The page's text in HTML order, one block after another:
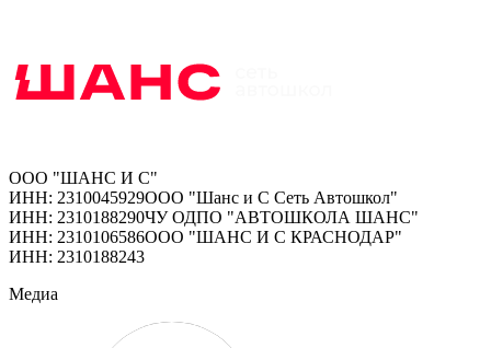
ООО "ШАНС И С"
ИНН: 2310045929ООО "Шанс и С Сеть Автошкол"
ИНН: 2310188290ЧУ ОДПО "АВТОШКОЛА ШАНС"
ИНН: 2310106586ООО "ШАНС И С КРАСНОДАР"
ИНН: 2310188243
Медиа